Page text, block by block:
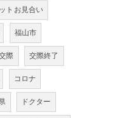
トお見合い
福山市
際 交際終了
コロナ
ドクター